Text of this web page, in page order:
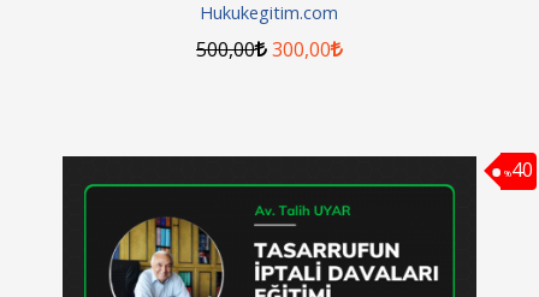
Hukukegitim.com
500,00 300,00
%40